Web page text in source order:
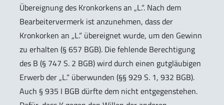
Übereignung des Kronkorkens an „L.“. Nach dem
Bearbeitervermerk ist anzunehmen, dass der
Kronkorken an „L.“ übereignet wurde, um den Gewinn
zu erhalten (§ 657 BGB). Die fehlende Berechtigung
des B (§ 747 S. 2 BGB) wird durch einen gutgläubigen
Erwerb der „L.“ überwunden (§§ 929 S. 1, 932 BGB).
Auch § 935 I BGB dürfte dem nicht entgegenstehen.